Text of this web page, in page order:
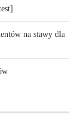
na stawy dla